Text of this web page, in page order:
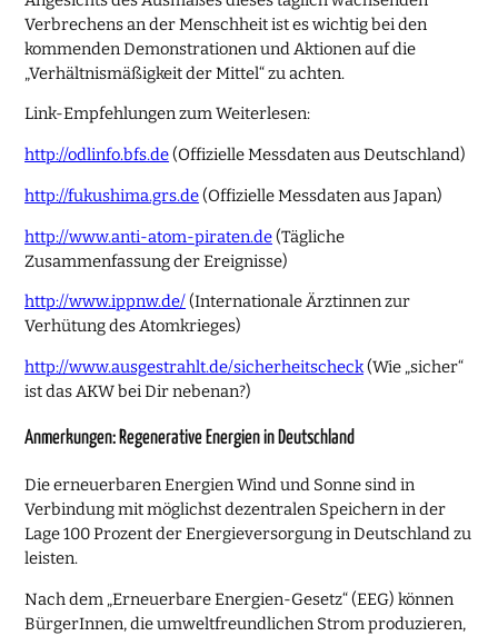
Verbrechens an der Menschheit ist es wichtig bei den
kommenden Demonstrationen und Aktionen auf die
„Verhältnismäßigkeit der Mittel“ zu achten.
Link-Empfehlungen zum Weiterlesen:
http://odlinfo.bfs.de(Offizielle Messdaten aus Deutschland)
http://fukushima.grs.de(Offizielle Messdaten aus Japan)
http://www.anti-atom-piraten.de(Tägliche
Zusammenfassung der Ereignisse)
http://www.ippnw.de/(Internationale Ärztinnen zur
Verhütung des Atomkrieges)
http://www.ausgestrahlt.de/sicherheitscheck(Wie „sicher“
ist das AKW bei Dir nebenan?)
Anmerkungen: Regenerative Energien in Deutschland
Die erneuerbaren Energien Wind und Sonne sind in
Verbindung mit möglichst dezentralen Speichern in der
Lage 100 Prozent der Energieversorgung in Deutschland zu
leisten.
Nach dem „Erneuerbare Energien-Gesetz“ (EEG) können
BürgerInnen, die umweltfreundlichen Strom produzieren,